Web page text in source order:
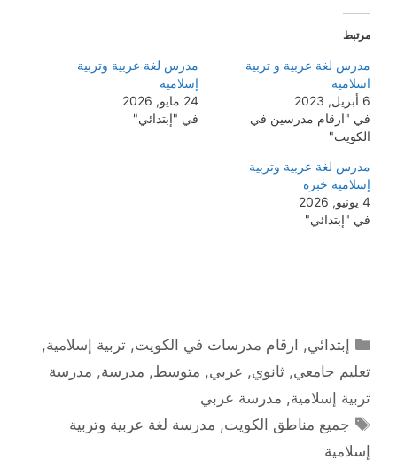
مرتبط
مدرس لغة عربية و تربية
اسلامية
6 أبريل, 2023
في "ارقام مدرسين في
الكويت"
مدرس لغة عربية وتربية
إسلامية
24 مايو, 2026
في "إبتدائي"
مدرس لغة عربية وتربية
إسلامية خبرة
4 يونيو, 2026
في "إبتدائي"
التصنيفات
إبتدائي, ارقام مدرسات في الكويت,تربية إسلامية,
تعليم جامعي, ثانوي, عربي, متوسط, مدرسة, مدرسة
تربية إسلامية, مدرسة عربي
الوسوم
جميع مناطق الكويت, مدرسة لغة عربية وتربية
إسلامية